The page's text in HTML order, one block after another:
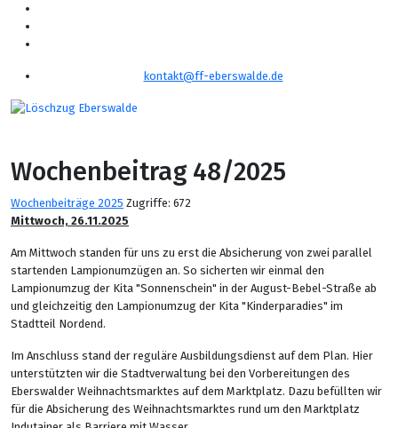
kontakt@ff-eberswalde.de
Wochenbeitrag 48/2025
Wochenbeiträge 2025 Zugriffe: 672
Mittwoch, 26.11.2025
Am Mittwoch standen für uns zu erst die Absicherung von zwei parallel
startenden Lampionumzügen an. So sicherten wir einmal den
Lampionumzug der Kita "Sonnenschein" in der August-Bebel-Straße ab
und gleichzeitig den Lampionumzug der Kita "Kinderparadies" im
Stadtteil Nordend.
Im Anschluss stand der reguläre Ausbildungsdienst auf dem Plan. Hier
unterstützten wir die Stadtverwaltung bei den Vorbereitungen des
Eberswalder Weihnachtsmarktes auf dem Marktplatz. Dazu befüllten wir
für die Absicherung des Weihnachtsmarktes rund um den Marktplatz